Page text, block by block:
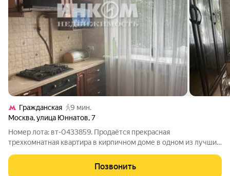
Гражданская
9 мин.
Москва,улица Юннатов,7
Номер лота: вт-0433859. Продаётся прекрасная
трехкомнатная квартира в кирпичном доме в одном из лучших
балконом - 77.3 кв. м., просторные, изолированные комнаты
20,5, 15,7, 14,8 кв. м, кухня 8.2 кв.
Позвонить